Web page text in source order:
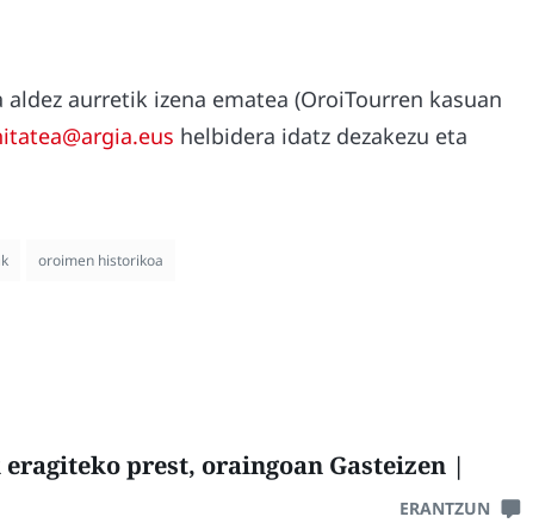
aurretik izena ematea (OroiTourren kasuan
helbidera idatz dezakezu eta
oroimen historikoa
prest, oraingoan Gasteizen |
ERANTZUN